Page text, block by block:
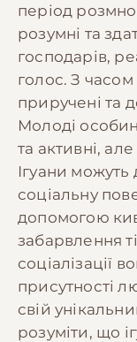
період
розумні та
господарів,
голос. З
приручені та
Молоді
та активні,
Ігуани можуть
соціальну
допомогою
забарвлення
соціалізації
присутності
свій
розуміти, що